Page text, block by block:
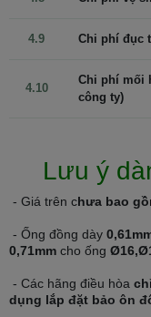
Follow me - Điều hoà
Các công
Điều hoà Comfee 1
tối ưu nhờ sự kết hợp
4.9 Chi phí đục
4.10
Chi phí mối
công ty)
Lưu ý
- Giá trên chưa bao
- Ống đồng dày
0,71mm cho ống
- Các hãng điều hòa
dụng lắp đặt bảo ôn